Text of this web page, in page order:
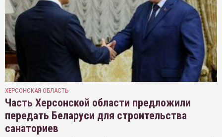
ХЕРСОНСКАЯ ОБЛАСТЬ
Часть Херсонской области предложили
передать Беларуси для строительства
санаториев